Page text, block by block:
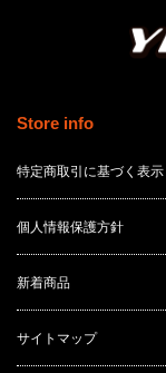
Store info
特定商取引に基づく表示
個人情報保護方針
新着商品
サイトマップ